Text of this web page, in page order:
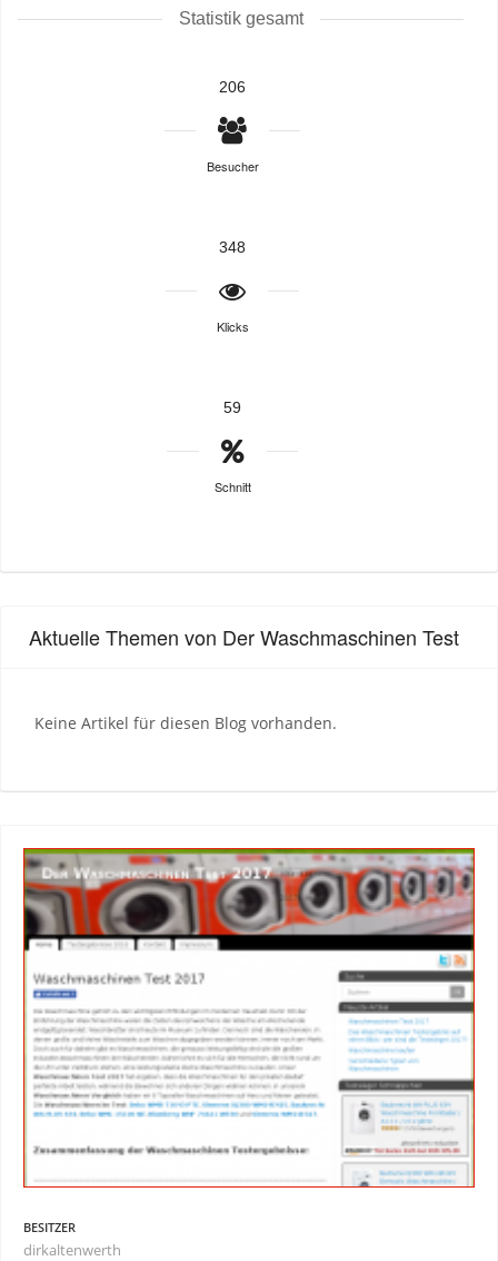
Statistik gesamt
206
Besucher
348
Klicks
59
Schnitt
Aktuelle Themen von Der Waschmaschinen Test
Keine Artikel für diesen Blog vorhanden.
BESITZER
dirkaltenwerth